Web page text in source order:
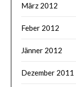
März 2012
Feber 2012
Jänner 2012
Dezember 2011